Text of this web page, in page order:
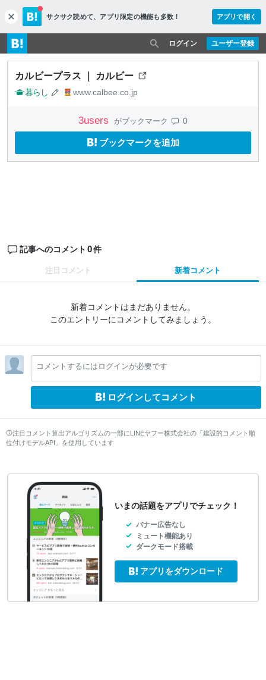
c
l
o
s
e
サクサク読めて、 アプリ限定の機能も多数！ アプリで開く
ユーザー登録
ログイン
カルビープラス ｜ カルビー
暮らし www.calbee.co.jp
3users がブックマーク 0
ブックマークを追加
記事へのコメント 0件
注目コメント 新着コメント
新着コメントはまだありません。
このエントリーにコメントしてみましょう。
コメントするにはログインが必要です
ログインしてコメント
注目コメント算出アルゴリズムの一部にLINEヤフー株式会社の「建設的コメント順
位付けモデルAPI」を使用しています
いまの話題をアプリでチェック！
バナー広告なし
ミュート機能あり
ダークモード搭載
アプリをダウンロード